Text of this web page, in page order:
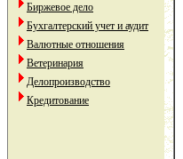
Биржевое дело
Бухгалтерский учет и аудит
Валютные отношения
Ветеринария
Делопроизводство
Кредитование